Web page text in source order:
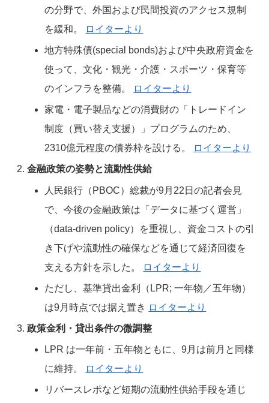
の分野で、外国および民間投資のアクセス規制
を緩和。
ロイターより
地方特殊債(special bonds)および中央政府資金を
使って、文化・観光・介護・スポーツ・保育等
のインフラを整備。
ロイターより
家電・電子製品などの消費財の「トレードイン
制度（買い替え支援）」プログラムのため、
2310億元程度の債券枠を設ける。
ロイターより
金融政策の姿勢と流動性供給
人民銀行（PBOC）総裁が9月22日の記者会見
で、今後の金融政策は「データに基づく運営」
（data-driven policy）を重視し、資金コストの引
き下げや流動性の確保などを通じて経済回復を
支える方針を示した。
ロイターより
ただし、基準貸出金利（LPR; 一年物／五年物）
は9月時点では据え置き ロイターより
政策金利・貸出条件の微調整
LPR は一年前・五年物ともに、9月は前月と同様
に維持。
ロイターより
リバースレポなど短期の流動性供給手段を通じ